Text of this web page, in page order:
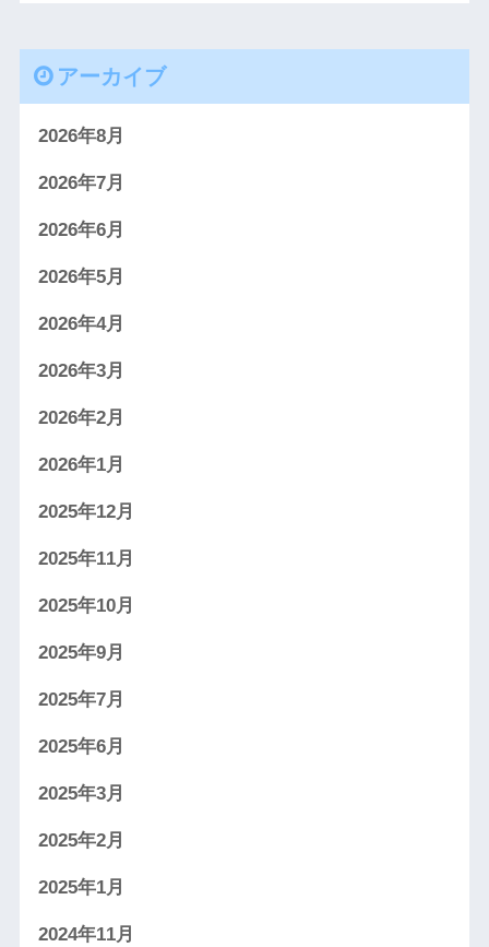
アーカイブ
2026年8月
2026年7月
2026年6月
2026年5月
2026年4月
2026年3月
2026年2月
2026年1月
2025年12月
2025年11月
2025年10月
2025年9月
2025年7月
2025年6月
2025年3月
2025年2月
2025年1月
2024年11月